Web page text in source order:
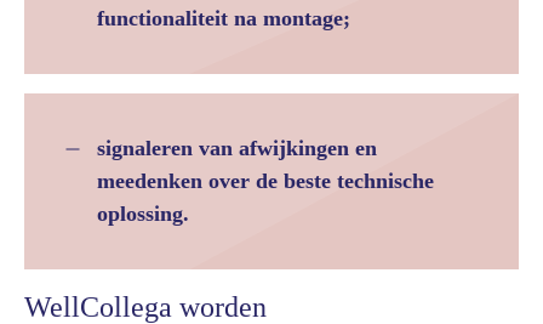
functionaliteit na montage;
signaleren van afwijkingen en
meedenken over de beste technische
oplossing.
WellCollega worden